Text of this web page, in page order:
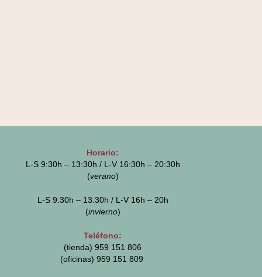
Horario:
L-S 9:30h – 13:30h / L-V 16:30h – 20:30h
(verano)
L-S 9:30h – 13:30h / L-V 16h – 20h
(invierno)
Teléfono:
(tienda) 959 151 806
(oficinas) 959 151 809